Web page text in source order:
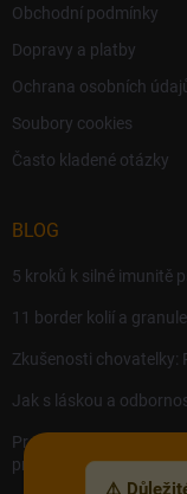
⚠️
Obchodní podmínky
Dopravy a platby
Ochrana osobních
Soubory cookies
Často kladené otázky
BLOG
5 kroků k silné imunitě
11 border kolií a
Zkušenosti chovatelky:
Jak s láskou a
Precision MICROBES –
probiotik a postbiotik.